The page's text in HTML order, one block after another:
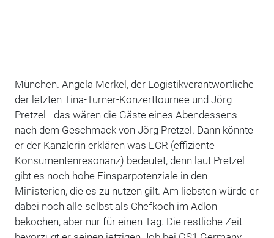
München. Angela Merkel, der Logistikverantwortliche
der letzten Tina-Turner-Konzerttournee und Jörg
Pretzel - das wären die Gäste eines Abendessens
nach dem Geschmack von Jörg Pretzel. Dann könnte
er der Kanzlerin erklären was ECR (effiziente
Konsumentenresonanz) bedeutet, denn laut Pretzel
gibt es noch hohe Einsparpotenziale in den
Ministerien, die es zu nutzen gilt. Am liebsten würde er
dabei noch alle selbst als Chefkoch im Adlon
bekochen, aber nur für einen Tag. Die restliche Zeit